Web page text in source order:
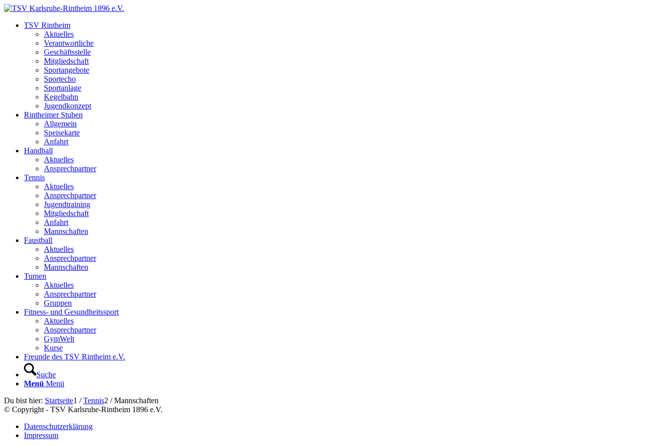
TSV Rintheim
Aktuelles
Verantwortliche
Geschäftsstelle
Mitgliedschaft
Sportangebote
Sportecho
Sportanlage
Kegelbahn
Jugendkonzept
Rintheimer Stuben
Allgemein
Speisekarte
Anfahrt
Handball
Aktuelles
Ansprechpartner
Tennis
Aktuelles
Ansprechpartner
Jugendtraining
Mitgliedschaft
Anfahrt
Mannschaften
Faustball
Aktuelles
Ansprechpartner
Mannschaften
Turnen
Aktuelles
Ansprechpartner
Gruppen
Fitness- und Gesundheitssport
Aktuelles
Ansprechpartner
GymWelt
Kurse
Freunde des TSV Rintheim e.V.
Suche
Menü Menü
Du bist hier: Startseite1 / Tennis2 / Mannschaften
© Copyright - TSV Karlsruhe-Rintheim 1896 e.V.
Datenschutzerklärung
Impressum